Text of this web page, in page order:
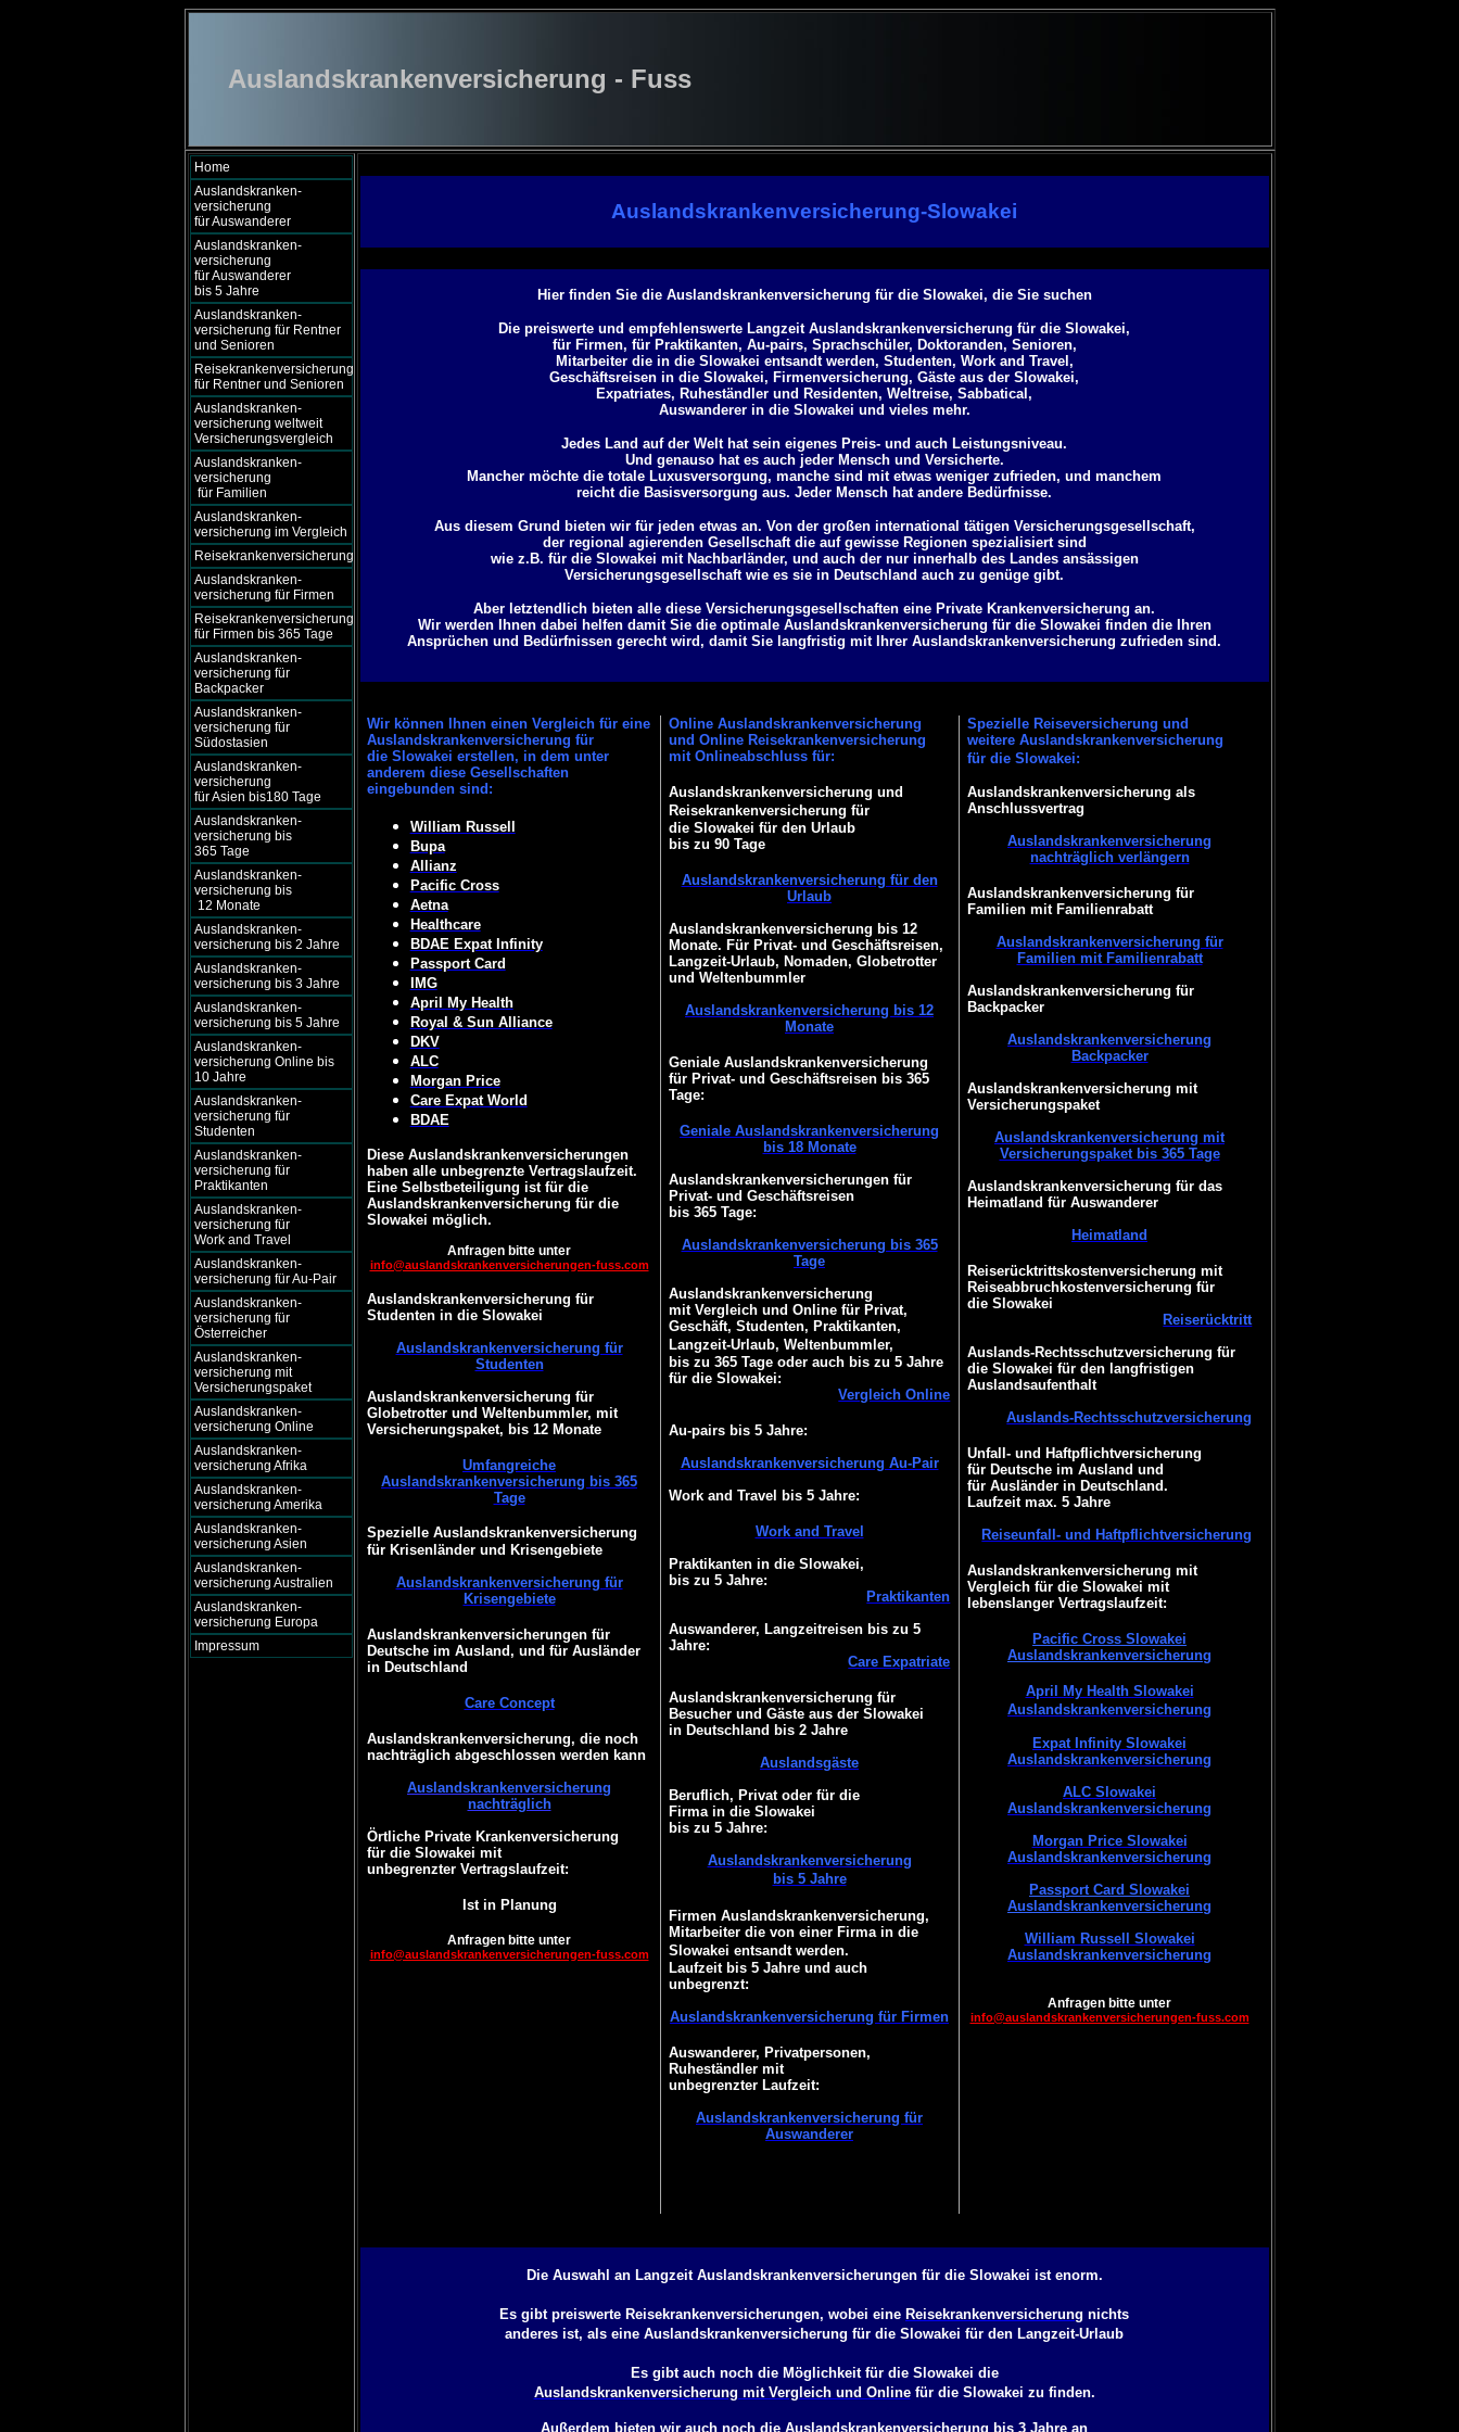
Auslandskrankenversicherung - Fuss
Home
Auslandskranken-
versicherung
für Auswanderer
Auslandskranken-
versicherung
für Auswanderer
bis 5 Jahre
Auslandskranken-
versicherung für Rentner
und Senioren
Reisekrankenversicherung
für Rentner und Senioren
Auslandskranken-
versicherung weltweit
Versicherungsvergleich
Auslandskranken-
versicherung
für Familien
Auslandskranken-
versicherung im Vergleich
Reisekrankenversicherung
Auslandskranken-
versicherung für Firmen
Reisekrankenversicherung
für Firmen bis 365 Tage
Auslandskranken-
versicherung für
Backpacker
Auslandskranken-
versicherung für
Südostasien
Auslandskranken-
versicherung
für Asien bis180 Tage
Auslandskranken-
versicherung bis
365 Tage
Auslandskranken-
versicherung bis
12 Monate
Auslandskranken-
versicherung bis 2 Jahre
Auslandskranken-
versicherung bis 3 Jahre
Auslandskranken-
versicherung bis 5 Jahre
Auslandskranken-
versicherung Online bis
10 Jahre
Auslandskranken-
versicherung für
Studenten
Auslandskranken-
versicherung für
Praktikanten
Auslandskranken-
versicherung für
Work and Travel
Auslandskranken-
versicherung für Au-Pair
Auslandskranken-
versicherung für
Österreicher
Auslandskranken-
versicherung mit
Versicherungspaket
Auslandskranken-
versicherung Online
Auslandskranken-
versicherung Afrika
Auslandskranken-
versicherung Amerika
Auslandskranken-
versicherung Asien
Auslandskranken-
versicherung Australien
Auslandskranken-
versicherung Europa
Impressum
Auslandskrankenversicherung-Slowakei
Hier finden Sie die Auslandskrankenversicherung für die Slowakei, die Sie suchen
Die preiswerte und empfehlenswerte Langzeit Auslandskrankenversicherung für die Slowakei,
für Firmen, für Praktikanten, Au-pairs, Sprachschüler, Doktoranden, Senioren,
Mitarbeiter die in die Slowakei entsandt werden, Studenten, Work and Travel,
Geschäftsreisen in die Slowakei, Firmenversicherung, Gäste aus der Slowakei,
Expatriates, Ruheständler und Residenten, Weltreise, Sabbatical ,
Auswanderer in die Slowakei und vieles mehr.
Jedes Land auf der Welt hat sein eigenes Preis- und auch Leistungsniveau.
Und genauso hat es auch jeder Mensch und Versicherte.
Mancher möchte die totale Luxusversorgung, manche sind mit etwas weniger zufrieden, und manchem
reicht die Basisversorgung aus. Jeder Mensch hat andere Bedürfnisse.
Aus diesem Grund bieten wir für jeden etwas an. Von der großen international tätigen Versicherungsgesellschaft,
der regional agierenden Gesellschaft die auf gewisse Regionen spezialisiert sind
wie z.B. für die Slowakei mit Nachbarländer, und auch der nur innerhalb des Landes ansässigen
Versicherungsgesellschaft wie es sie in Deutschland auch zu genüge gibt.
Aber letztendlich bieten alle diese Versicherungsgesellschaften eine Private Krankenversicherung an.
Wir werden Ihnen dabei helfen damit Sie die optimale Auslandskrankenversicherung für die Slowakei finden die Ihren
Ansprüchen und Bedürfnissen gerecht wird, damit Sie langfristig mit Ihrer Auslandskrankenversicherung zufrieden sind.
Wir könnenIhnen einen Vergleich für eine
Auslandskrankenversicherung für
die Slowakei erstellen, in dem unter
anderem diese Gesellschaften
eingebunden sind:
William Russell
Bupa
Allianz
Pacific Cross
Aetna
Healthcare
BDAE Expat Infinity
Passport Card
IMG
April My Health
Royal & Sun Alliance
DKV
ALC
Morgan Price
Care Expat World
BDAE
Diese Auslandskrankenversicherungen
haben alle unbegrenzte Vertragslaufzeit.
Eine Selbstbeteiligung ist für die
Auslandskrankenversicherung für die
Slowakei möglich.
Anfragen bitte unter
info@auslandskrankenversicherungen-fuss.com
Auslandskrankenversicherung für
Studenten in die Slowakei
Auslandskrankenversicherung für
Studenten
Auslandskrankenversicherung für
Globetrotter und Weltenbummler, mit
Versicherungspaket, bis 12 Monate
Umfangreiche
Auslandskrankenversicherung bis 365
Tage
Spezielle Auslandskrankenversicherung
für Krisenländer und Krisengebiete
Auslandskrankenversicherung für
Krisengebiete
Auslandskrankenversicherungen für
Deutsche im Ausland, und für Ausländer
in Deutschland
Care Concept
Auslandskrankenversicherung, die noch
nachträglich abgeschlossen werden kann
Auslandskrankenversicherung
nachträglich
Örtliche Private Krankenversicherung
für die Slowakei mit
unbegrenzter Vertragslaufzeit:
Ist in Planung
Anfragen bitte unter
info@auslandskrankenversicherungen-fuss.com
Online Auslandskrankenversicherung
und Online Reisekrankenversicherung
mit Onlineabschluss für:
Auslandskrankenversicherung und
Reisekrankenversicherung für
die Slowakei für den Urlaub
bis zu 90 Tage
Auslandskrankenversicherung für den
Urlaub
Auslandskrankenversicherung bis 12
Monate. Für Privat- und Geschäftsreisen,
Langzeit-Urlaub, Nomaden, Globetrotter
und Weltenbummler
Auslandskrankenversicherung bis 12
Monate
Geniale Auslandskrankenversicherung
für Privat- und Geschäftsreisen bis 365
Tage:
Geniale Auslandskrankenversicherung
bis 18 Monate
Auslandskrankenversicherungen für
Privat- und Geschäftsreisen
bis 365 Tage:
Auslandskrankenversicherung bis 365
Tage
Auslandskrankenversicherung
mit Vergleich und Online für Privat,
Geschäft, Studenten, Praktikanten,
Langzeit-Urlaub, Weltenbummler,
bis zu 365 Tage oder auch bis zu 5 Jahre
für die Slowakei:
Vergleich Online
Au-pairs bis 5 Jahre:
Auslandskrankenversicherung Au-Pair
Work and Travel bis 5 Jahre:
Work and Travel
Praktikanten in die Slowakei,
bis zu 5 Jahre:
Praktikanten
Auswanderer, Langzeitreisen bis zu 5
Jahre:
Care Expatriate
Auslandskrankenversicherung für
Besucher und Gäste aus der Slowakei
in Deutschland bis 2 Jahre
Auslandsgäste
Beruflich, Privat oder für die
Firma in die Slowakei
bis zu 5 Jahre:
Auslandskrankenversicherung
bis 5 Jahre
Firmen Auslandskrankenversicherung,
Mitarbeiter die von einer Firma in die
Slowakei entsandt werden.
Laufzeit bis 5 Jahre und auch
unbegrenzt:
Auslandskrankenversicherung für Firmen
Auswanderer, Privatpersonen,
Ruheständler mit
unbegrenzter Laufzeit:
Auslandskrankenversicherung für
Auswanderer
Spezielle Reiseversicherung und
weitere Auslandskrankenversicherung
für die Slowakei:
Auslandskrankenversicherung als
Anschlussvertrag
Auslandskrankenversicherung
nachträglich verlängern
Auslandskrankenversicherung für
Familien mit Familienrabatt
Auslandskrankenversicherung für
Familien mit Familienrabatt
Auslandskrankenversicherung für
Backpacker
Auslandskrankenversicherung
Backpacker
Auslandskrankenversicherung mit
Versicherungspaket
Auslandskrankenversicherung mit
Versicherungspaket bis 365 Tage
Auslandskrankenversicherung für das
Heimatland für Auswanderer
Heimatland
Reiserücktrittskostenversicherung mit
Reiseabbruchkostenversicherung für
die Slowakei
Reiserücktritt
Auslands-Rechtsschutzversicherung für
die Slowakei für den langfristigen
Auslandsaufenthalt
Auslands-Rechtsschutzversicherung
Unfall- und Haftpflichtversicherung
für Deutsche im Ausland und
für Ausländer in Deutschland.
Laufzeit max. 5 Jahre
Reiseunfall- und Haftpflichtversicherung
Auslandskrankenversicherung mit
Vergleich für die Slowakei mit
lebenslanger Vertragslaufzeit:
Pacific Cross Slowakei
Auslandskrankenversicherung
April My Health Slowakei
Auslandskrankenversicherung
Expat Infinity Slowakei
Auslandskrankenversicherung
ALC Slowakei
Auslandskrankenversicherung
Morgan Price Slowakei
Auslandskrankenversicherung
Passport Card Slowakei
Auslandskrankenversicherung
William Russell Slowakei
Auslandskrankenversicherung
Anfragen bitte unter
info@auslandskrankenversicherungen-fuss.com
Die Auswahl an Langzeit Auslandskrankenversicherungen für die Slowakei ist enorm.
Es gibt preiswerte Reisekrankenversicherungen, wobei eine Reisekrankenversicherung nichts
anderes ist, als eine Auslandskrankenversicherung für die Slowakei für den Langzeit-Urlaub
Es gibt auch noch die Möglichkeit für die Slowakei die
Auslandskrankenversicherung mit Vergleich und Onlinefür die Slowakei zu finden.
Außerdem bieten wir auch noch die Auslandskrankenversicherung bis 3 Jahre an